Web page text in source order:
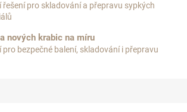
řešení pro skladování a přepravu sypkých
nových krabic na míru
pro bezpečné balení, skladování i přepravu